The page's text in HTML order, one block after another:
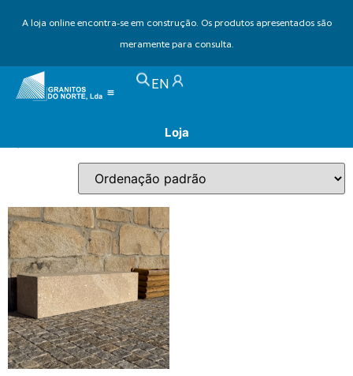
A loja online encontra-se em construção. Os produtos apresentados são
meramente para consulta.
EN
Loja
banco urbano